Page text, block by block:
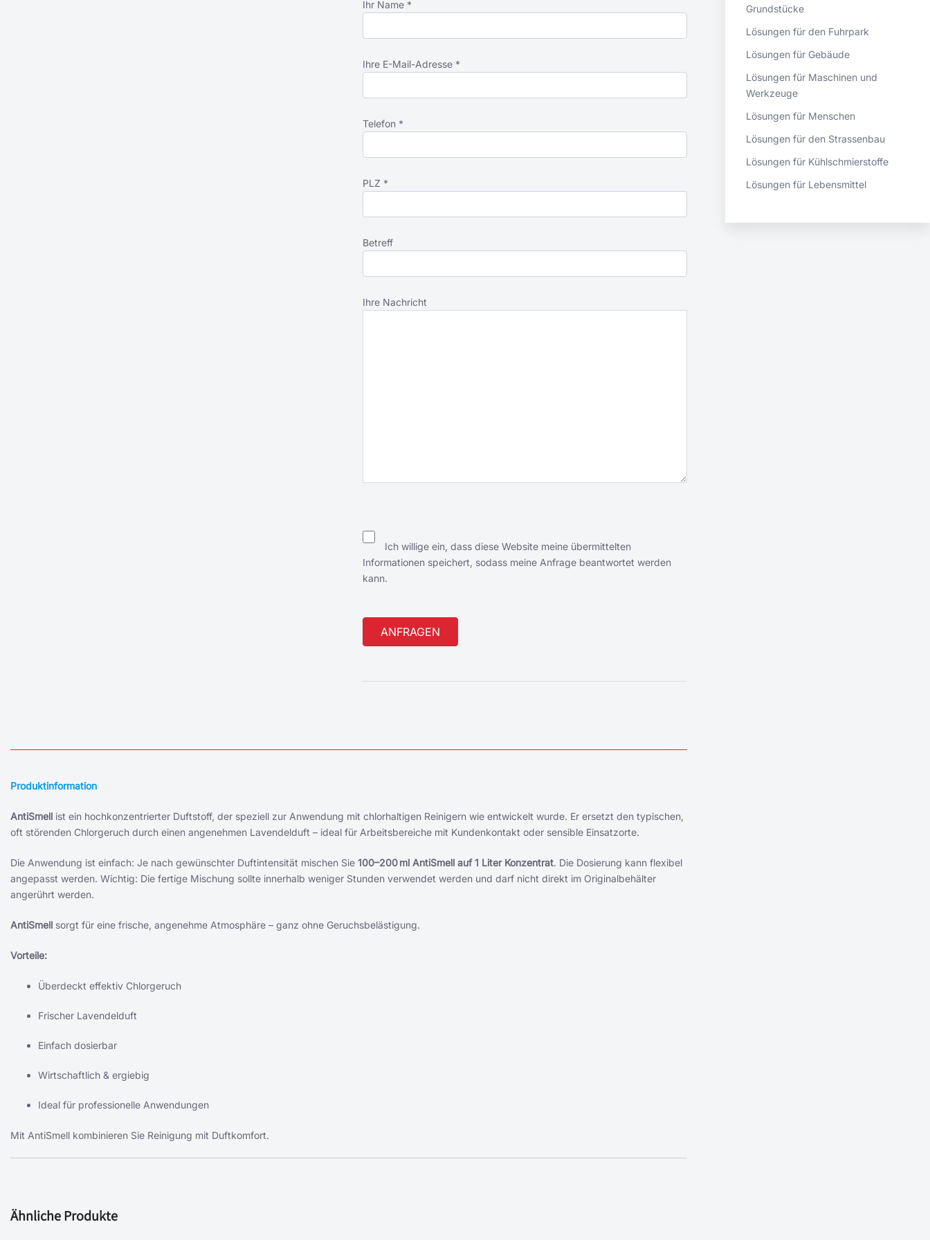
Ihr Name *
Ihre E-Mail-Adresse *
Telefon *
PLZ *
Betreff
Ihre Nachricht
Ich willige ein, dass diese Website meine übermittelten
Informationen speichert, sodass meine Anfrage beantwortet werden
kann.
Produktinformation
AntiSmell ist ein hochkonzentrierter Duftstoff, der speziell zur Anwendung mit chlorhaltigen Reinigern wie entwickelt wurde. Er ersetzt den typischen,
oft störenden Chlorgeruch durch einen angenehmen Lavendelduft – ideal für Arbeitsbereiche mit Kundenkontakt oder sensible Einsatzorte.
Die Anwendung ist einfach: Je nach gewünschter Duftintensität mischen Sie 100–200 ml AntiSmell auf 1 Liter Konzentrat. Die Dosierung kann flexibel
angepasst werden. Wichtig: Die fertige Mischung sollte innerhalb weniger Stunden verwendet werden und darf nicht direkt im Originalbehälter
angerührt werden.
AntiSmell sorgt für eine frische, angenehme Atmosphäre – ganz ohne Geruchsbelästigung.
Vorteile:
Überdeckt effektiv Chlorgeruch
Frischer Lavendelduft
Einfach dosierbar
Wirtschaftlich & ergiebig
Ideal für professionelle Anwendungen
Mit AntiSmell kombinieren Sie Reinigung mit Duftkomfort.
Ähnliche Produkte
Grundstücke
Lösungen für den Fuhrpark
Lösungen für Gebäude
Lösungen für Maschinen und
Werkzeuge
Lösungen für Menschen
Lösungen für den Strassenbau
Lösungen für Kühlschmierstoffe
Lösungen für Lebensmittel